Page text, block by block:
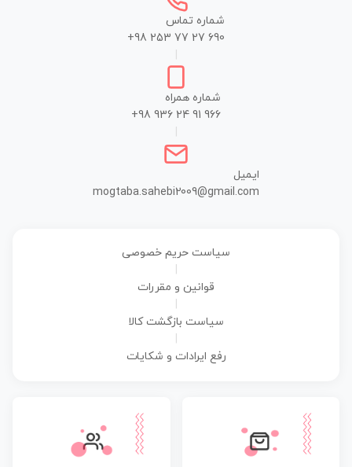
شماره تماس
+98 253 77 27 690
شماره همراه
+98 936 24 91 966
ایمیل
mogtaba.sahebi2009@gmail.com
سیاست حریم خصوصی
قوانین و مقررات
سیاست بازگشت کالا
رفع ایرادات و شکایات